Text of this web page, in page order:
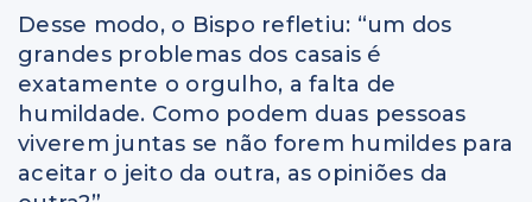
Desse modo, o Bispo refletiu: “um dos
grandes problemas dos casais é
exatamente o orgulho, a falta de
humildade. Como podem duas pessoas
viverem juntas se não forem humildes para
aceitar o jeito da outra, as opiniões da